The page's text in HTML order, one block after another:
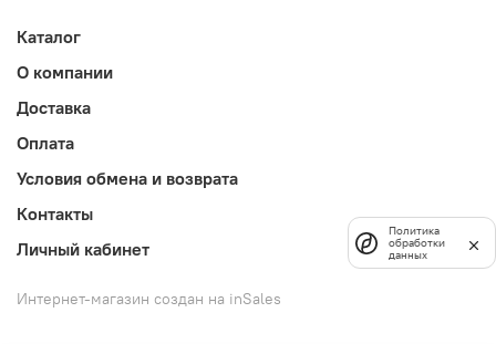
Каталог
О компании
Доставка
Оплата
Условия обмена и возврата
Контакты
Личный кабинет
Интернет-магазин создан на inSales
Политика
обработки
данных